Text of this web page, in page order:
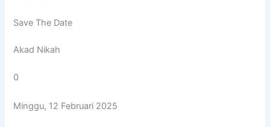
Save The Date
Akad Nikah
0
Minggu, 12 Februari 2025